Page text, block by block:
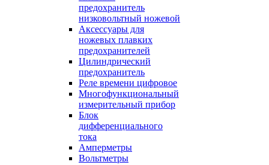
предохранитель
низковольтный ножевой
Аксессуары для
ножевых плавких
предохранителей
Цилиндрический
предохранитель
Реле времени цифровое
Многофункциональный
измерительный прибор
Блок
дифференциального
тока
Амперметры
Вольтметры